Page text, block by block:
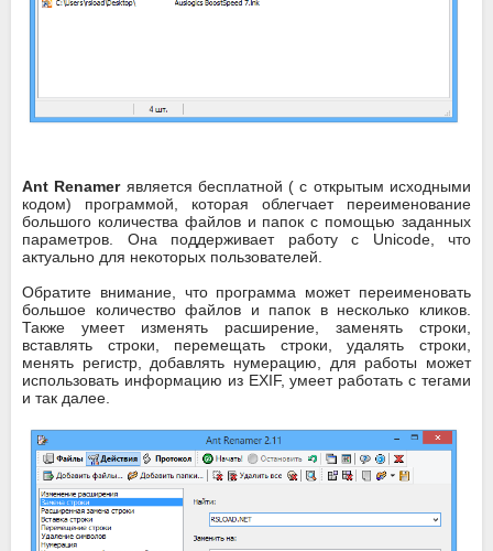
Ant Renamerявляется бесплатной ( с открытым исходными
кодом) программой, которая облегчает переименование
большого количества файлов и папок с помощью заданных
параметров. Она поддерживает работу с Unicode, что
актуально для некоторых пользователей.
Обратите внимание, что программа может переименовать
большое количество файлов и папок в несколько кликов.
Также умеет изменять расширение, заменять строки,
вставлять строки, перемещать строки, удалять строки,
менять регистр, добавлять нумерацию, для работы может
использовать информацию из EXIF, умеет работать с тегами
и так далее.